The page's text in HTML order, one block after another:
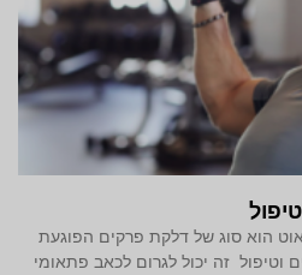
הוא סוג של דלקת פרקים הפוגעת
וטיפול זה יכול לגרום לכאב פתאומי